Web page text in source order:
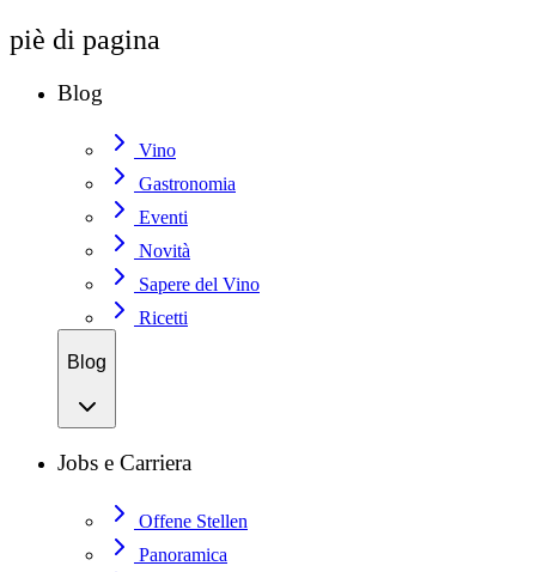
piè di pagina
Blog
Vino
Gastronomia
Eventi
Novità
Sapere del Vino
Ricetti
Blog
Jobs e Carriera
Offene Stellen
Panoramica